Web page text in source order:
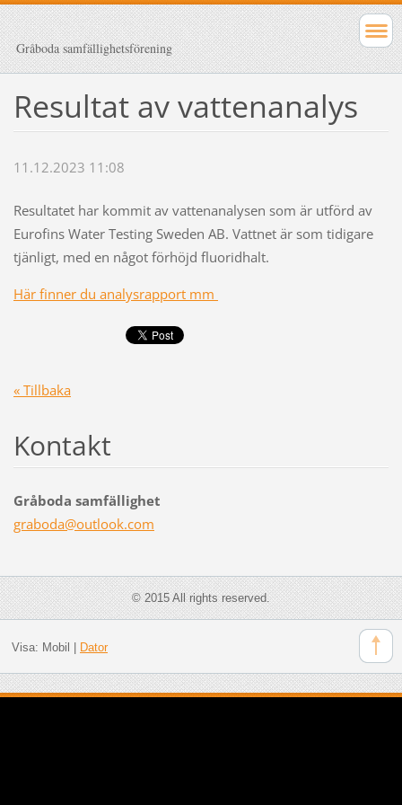
Gråboda samfällighetsförening
Resultat av vattenanalys
11.12.2023 11:08
Resultatet har kommit av vattenanalysen som är utförd av
Eurofins Water Testing Sweden AB. Vattnet är som tidigare
tjänligt, med en något förhöjd fluoridhalt.
Här finner du analysrapport mm
« Tillbaka
Kontakt
Gråboda samfällighet
graboda@outlook.com
© 2015 All rights reserved.
Visa: Mobil Dator